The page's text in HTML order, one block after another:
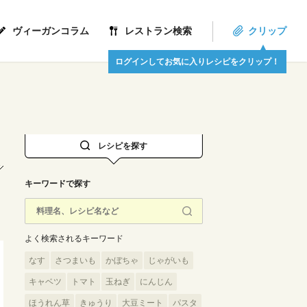
ヴィーガンコラム レストラン検索 クリップ
ログインしてお気に入りレシピをクリップ！
レシピを探す
キーワードで探す
よく検索されるキーワード
なす さつまいも かぼちゃ じゃがいも
キャベツ トマト 玉ねぎ にんじん
ほうれん草 きゅうり 大豆ミート パスタ